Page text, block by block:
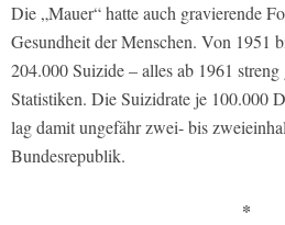
Die „Mauer“ hatte auch gravierende
Gesundheit der Menschen. Von 1951
204.000 Suizide – alles ab 1961
Statistiken. Die Suizidrate je 100.000
lag damit ungefähr zwei- bis
Bundesrepublik.
*